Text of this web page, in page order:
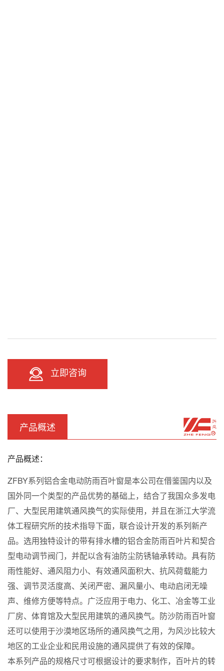
立即咨询
产品概述
产品概述：
ZFBY系列铝合金电动防雨百叶窗是本公司在借鉴国内以及
国外同一个类型的产品优势的基础上，结合了我国众多发电
厂、大型民用建筑通风换气的实际使用，并且在浙江大学流
体工程研究所的技术指导下面，联合设计开发的系列新产
品。选用独特设计的带有排水槽的铝合金防雨百叶片和契合
型电动调节阀门，并配以含有油防尘防锈轴承转动。具有防
雨性能好、通风阻力小、有效通风面积大、抗风荷载能力
强、调节灵活度高、关闭严密、漏风量小、电动启闭无噪
声、维修方便等特点。广泛应用于电力、化工、冶金等工业
厂房、体育馆及大型民用建筑的通风换气。防沙防雨百叶窗
还可以使用于沙漠地区场所的通风换气之用，为风沙比较大
地区的工业企业和民用设施的通风提供了有效的保障。
本系列产品的规格尺寸可根据设计的要求制作，百叶片的转